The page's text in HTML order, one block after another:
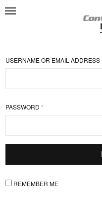
USERNAME OR EMAIL ADDRESS
PASSWORD *
REMEMBER ME